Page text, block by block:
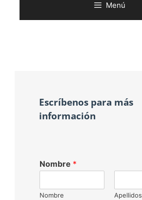
Menú
Escríbenos para más
información
Nombre *
Nombre Apellidos